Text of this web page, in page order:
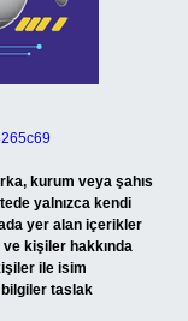
kurum veya şahıs
yalnızca kendi
yer alan içerikler
kişiler hakkında
ile isim
taslak